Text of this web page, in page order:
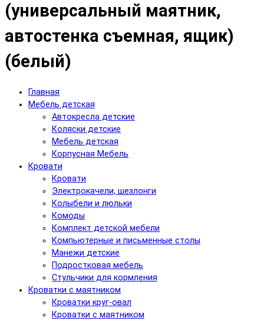
(универсальный маятник,
автостенка съемная, ящик)
(белый)
Главная
Мебель детская
Автокресла детские
Коляски детские
Мебель детская
Корпусная Мебель
Кровати
Кровати
Электрокачели, шезлонги
Колыбели и люльки
Комоды
Комплект детской мебели
Компьютерные и письменные столы
Манежи детские
Подростковая мебель
Стульчики для кормления
Кроватки с маятником
Кроватки круг-овал
Кроватки с маятником